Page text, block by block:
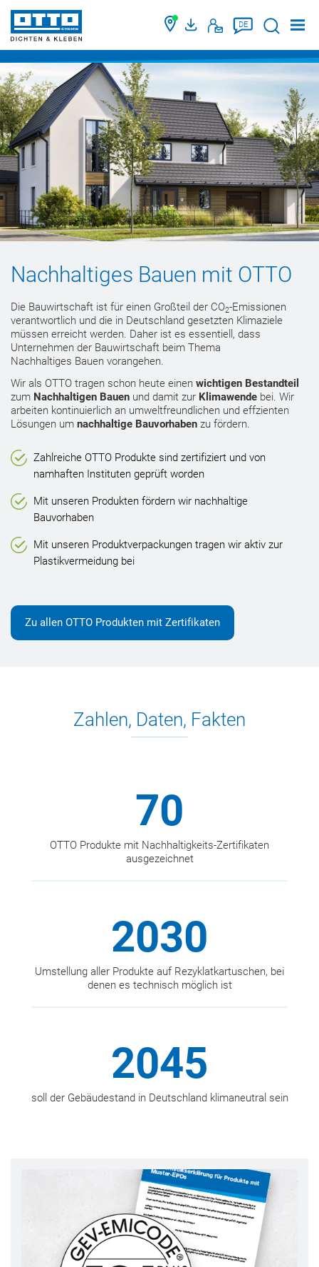
DE Suche
Nachhaltiges Bauen mit OTTO
Die Bauwirtschaft ist für einen Großteil der CO2-Emissionen
verantwortlich und die in Deutschland gesetzten Klimaziele
müssen erreicht werden. Daher ist es essentiell, dass
Unternehmen der Bauwirtschaft beim Thema
Nachhaltiges Bauen vorangehen.
Wir als OTTO tragen schon heute einen wichtigen Bestandteil
zum Nachhaltigen Bauen und damit zur Klimawende bei. Wir
arbeiten kontinuierlich an umweltfreundlichen und effzienten
Lösungen um nachhaltige Bauvorhaben zu fördern.
Zahlreiche OTTO Produkte sind zertifiziert und von
namhaften Instituten geprüft worden
Mit unseren Produkten fördern wir nachhaltige
Bauvorhaben
Mit unseren Produktverpackungen tragen wir aktiv zur
Plastikvermeidung bei
Zu allen OTTO Produkten mit Zertifikaten
Zahlen, Daten, Fakten
70
OTTO Produkte mit Nachhaltigkeits-Zertifikaten
ausgezeichnet
2030
Umstellung aller Produkte auf Rezyklatkartuschen, bei
denen es technisch möglich ist
2045
soll der Gebäudestand in Deutschland klimaneutral sein